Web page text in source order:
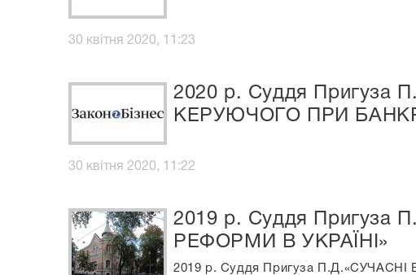
30 квітня 2020, 11:23
2020 р. Суддя
КЕРУЮЧОГО ПРИ
30 квітня 2020, 11:22
2019 р. Суддя
РЕФОРМИ В УКРАЇНІ»
2019 р. Суддя Пригуза